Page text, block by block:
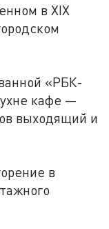
в XIX
«РБК-
кафе —
выходящий и
в